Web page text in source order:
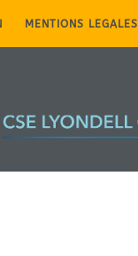
MENTIONS LEGALES